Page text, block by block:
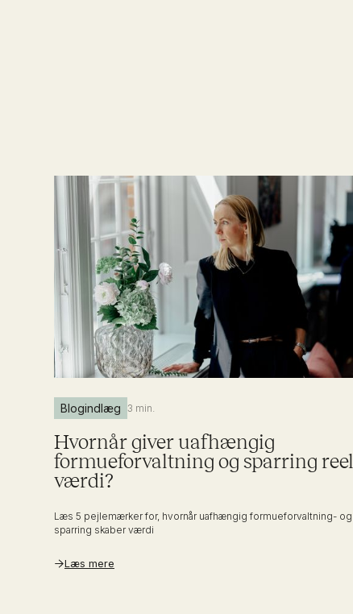
Blogindlæg 3 min.
Hvornår giver uafhængig
formueforvaltning og sparring reel
værdi?
Læs 5 pejlemærker for, hvornår uafhængig formueforvaltning- og
sparring skaber værdi
Læs mere